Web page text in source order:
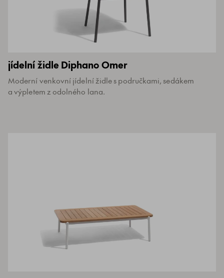
jídelní židle Diphano Omer
Moderní venkovní jídelní židle s područkami, sedákem
a výpletem z odolného lana.